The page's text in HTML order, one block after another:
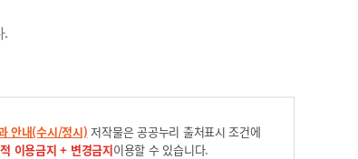
.
안내(수시/정시) 저작물은 공공누리 출처표시 조건에
이용금지 + 변경금지이용할 수 있습니다.